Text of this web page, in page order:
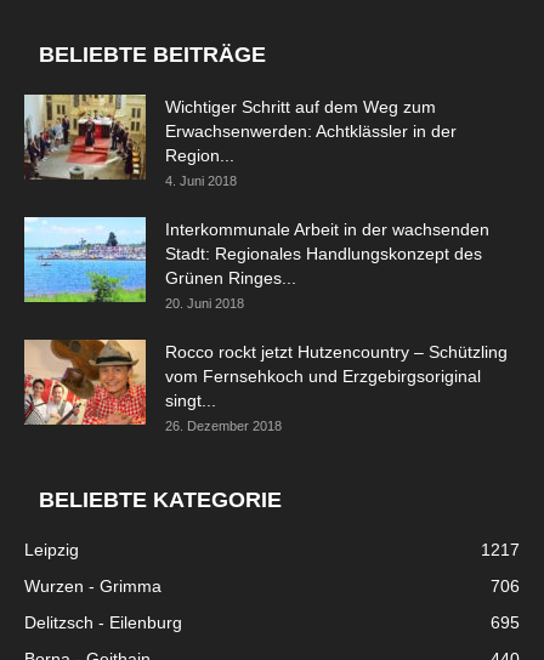
BELIEBTE BEITRÄGE
Wichtiger Schritt auf dem Weg zum
Erwachsenwerden: Achtklässler in der
Region...
4. Juni 2018
Interkommunale Arbeit in der wachsenden
Stadt: Regionales Handlungskonzept des
Grünen Ringes...
20. Juni 2018
Rocco rockt jetzt Hutzencountry – Schützling
vom Fernsehkoch und Erzgebirgsoriginal
singt...
26. Dezember 2018
BELIEBTE KATEGORIE
Leipzig
1217
Wurzen - Grimma
706
Delitzsch - Eilenburg
695